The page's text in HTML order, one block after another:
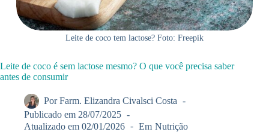
Leite de coco tem lactose? Foto: Freepik
Leite de coco é sem lactose mesmo? O que você precisa saber
antes de consumir
Por Farm. Elizandra Civalsci Costa
Publicado em 28/07/2025
Atualizado em 02/01/2026 Em Nutrição